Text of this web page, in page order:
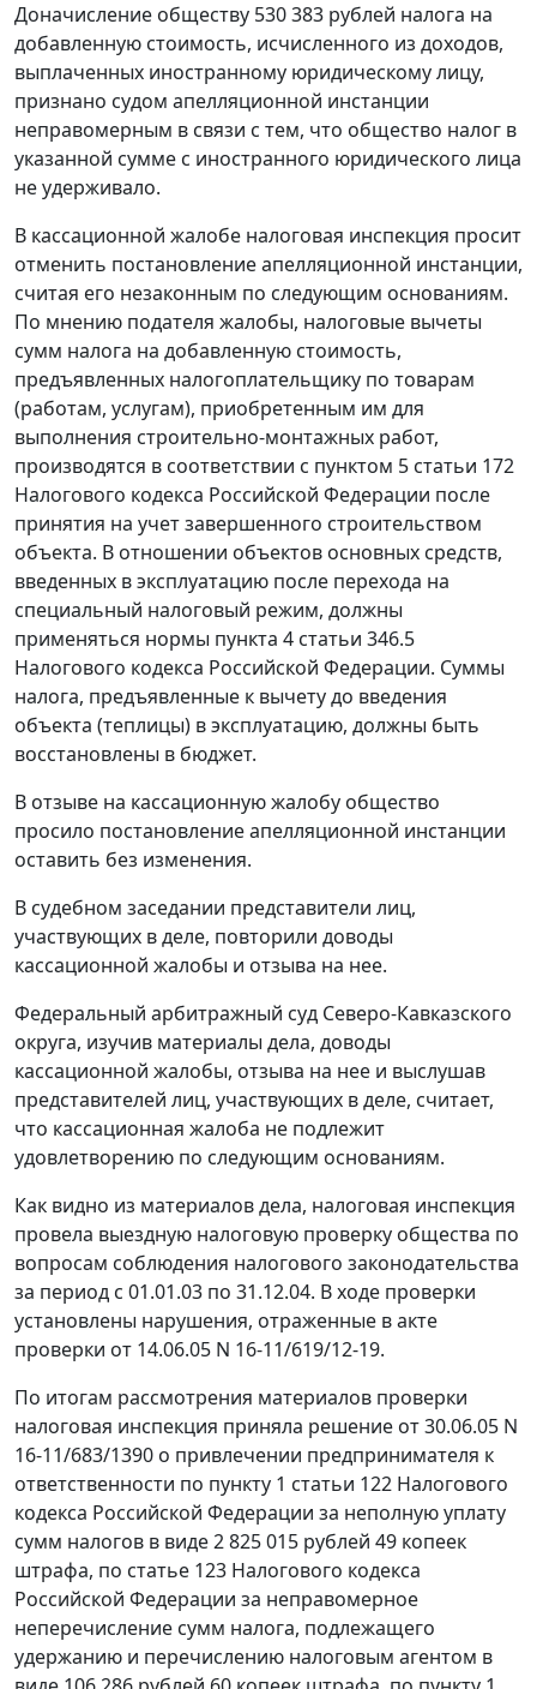
Доначисление обществу 530 383 рублей налога на
добавленную стоимость, исчисленного из доходов,
выплаченных иностранному юридическому лицу,
признано судом апелляционной инстанции
неправомерным в связи с тем, что общество налог в
указанной сумме с иностранного юридического лица
не удерживало.
В кассационной жалобе налоговая инспекция просит
отменить постановление апелляционной инстанции,
считая его незаконным по следующим основаниям.
По мнению подателя жалобы, налоговые вычеты
сумм налога на добавленную стоимость,
предъявленных налогоплательщику по товарам
(работам, услугам), приобретенным им для
выполнения строительно-монтажных работ,
производятся в соответствии с пунктом 5 статьи 172
Налогового кодекса Российской Федерации после
принятия на учет завершенного строительством
объекта. В отношении объектов основных средств,
введенных в эксплуатацию после перехода на
специальный налоговый режим, должны
применяться нормы пункта 4 статьи 346.5
Налогового кодекса Российской Федерации. Суммы
налога, предъявленные к вычету до введения
объекта (теплицы) в эксплуатацию, должны быть
восстановлены в бюджет.
В отзыве на кассационную жалобу общество
просило постановление апелляционной инстанции
оставить без изменения.
В судебном заседании представители лиц,
участвующих в деле, повторили доводы
кассационной жалобы и отзыва на нее.
Федеральный арбитражный суд Северо-Кавказского
округа, изучив материалы дела, доводы
кассационной жалобы, отзыва на нее и выслушав
представителей лиц, участвующих в деле, считает,
что кассационная жалоба не подлежит
удовлетворению по следующим основаниям.
Как видно из материалов дела, налоговая инспекция
провела выездную налоговую проверку общества по
вопросам соблюдения налогового законодательства
за период с 01.01.03 по 31.12.04. В ходе проверки
установлены нарушения, отраженные в акте
проверки от 14.06.05 N 16-11/619/12-19.
По итогам рассмотрения материалов проверки
налоговая инспекция приняла решение от 30.06.05 N
16-11/683/1390 о привлечении предпринимателя к
ответственности по пункту 1 статьи 122 Налогового
кодекса Российской Федерации за неполную уплату
сумм налогов в виде 2 825 015 рублей 49 копеек
штрафа, по статье 123 Налогового кодекса
Российской Федерации за неправомерное
неперечисление сумм налога, подлежащего
удержанию и перечислению налоговым агентом в